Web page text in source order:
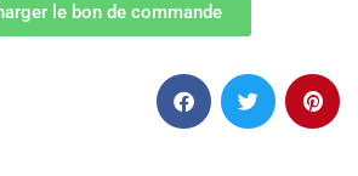
le bon de commande